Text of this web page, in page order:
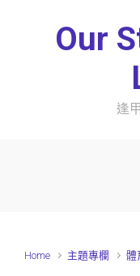
Our
逢
Home 主題專欄 體